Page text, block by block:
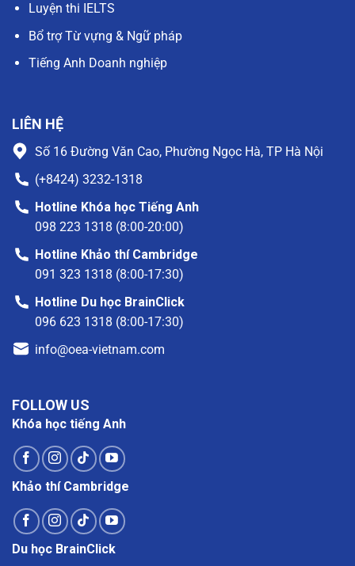
Luyện thi IELTS
Bổ trợ Từ vựng & Ngữ pháp
Tiếng Anh Doanh nghiệp
LIÊN HỆ
Số 16 Đường Văn Cao, Phường Ngọc Hà, TP Hà Nội
(+8424) 3232-1318
Hotline Khóa học Tiếng Anh
098 223 1318 (8:00-20:00)
Hotline Khảo thí Cambridge
091 323 1318 (8:00-17:30)
Hotline Du học BrainClick
096 623 1318 (8:00-17:30)
info@oea-vietnam.com
FOLLOW US
Khóa học tiếng Anh
Khảo thí Cambridge
Du học BrainClick